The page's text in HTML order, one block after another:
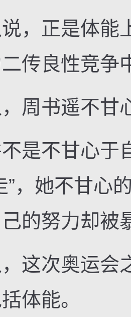
正是体能
传良性竞争
书遥不甘
不甘心于
”，她不甘心
的努力却被
次奥运会
体能。